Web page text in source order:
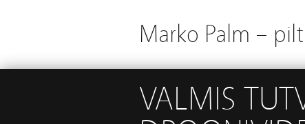
Marko Palm –
VALMIS